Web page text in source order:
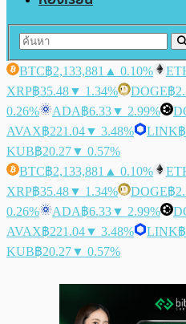
BTC฿2,133,881 ▲ 0.10%
XRP฿35.48▼ 1.34% DOGE฿
0.26%
ADA฿6.33▼ 2.99%
AVAX฿221.04▼ 3.48% LINK
KUB฿20.27▼ 0.57%
BTC฿2,133,881 ▲ 0.10%
XRP฿35.48▼ 1.34% DOGE฿
0.26%
ADA฿6.33▼ 2.99%
AVAX฿221.04▼ 3.48% LINK
KUB฿20.27▼ 0.57%